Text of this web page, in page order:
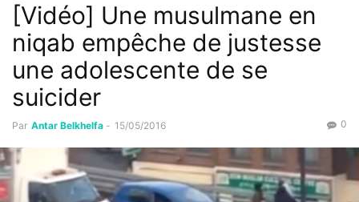
[Vidéo] Une musulmane en
niqab empêche de justesse
une adolescente de se
suicider
Par Antar Belkhelfa - 15/05/2016 0